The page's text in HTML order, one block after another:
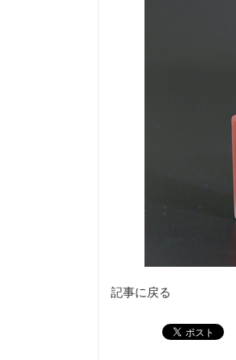
記事に戻る